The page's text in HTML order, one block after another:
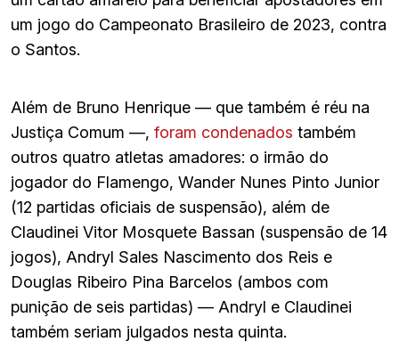
um jogo do Campeonato Brasileiro de 2023, contra
o Santos.
Além de Bruno Henrique — que também é réu na
Justiça Comum —, foram condenados também
outros quatro atletas amadores: o irmão do
jogador do Flamengo, Wander Nunes Pinto Junior
(12 partidas oficiais de suspensão), além de
Claudinei Vitor Mosquete Bassan (suspensão de 14
jogos), Andryl Sales Nascimento dos Reis e
Douglas Ribeiro Pina Barcelos (ambos com
punição de seis partidas) — Andryl e Claudinei
também seriam julgados nesta quinta.